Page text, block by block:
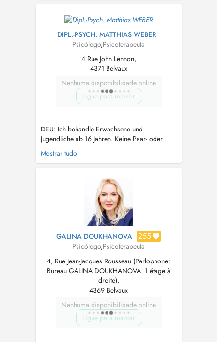
eenzegaarteg Geschichten hunn mech ëmmer
faszinéiert. Meng Aarbecht baséiert virun ...
DIPL.-PSYCH. MATTHIAS WEBER
Psicólogo,Psicoterapeuta
4 Rue John Lennon,
4371 Belvaux
Nenhuma disponibilidade online
Ligue para marcar
DEU: Ich behandle Erwachsene und
Jugendliche ab 16 Jahren. Keine Paar- oder
Familientherapie. Keine gleichzeitige
Behandlung von Angehörigen. Ich darf keine
Neupatienten werden möglicherweise
vorübergehend nicht entgegengenommen. In
diesem Fall empfehle ich,...
Mostrar tudo
GALINA DOUKHANOVA 255
Psicólogo,Psicoterapeuta
4, Rue Jean-Jacques Rousseau (Parlophone:
Bureau GALINA DOUKHANOVA. 1 étage à
droite),
4369 Belvaux
Nenhuma disponibilidade online
Ligue para marcar